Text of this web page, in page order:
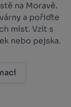
na Moravě.
a pořiďte
míst. Vzít s
nebo pejska.